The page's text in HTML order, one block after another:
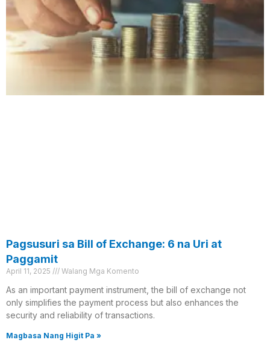
Pagsusuri sa Bill of Exchange: 6 na Uri at
Paggamit
April 11, 2025 Walang Mga Komento
As an important payment instrument, the bill of exchange not
only simplifies the payment process but also enhances the
security and reliability of transactions.
Magbasa Nang Higit Pa »